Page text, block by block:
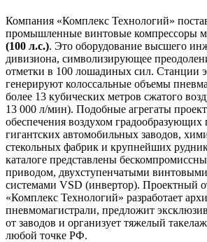
Компания «Комплекс Технологий»
промышленные винтовые компрессоры
(100 л.с.). Это оборудование высшего
дивизиона, символизирующее
отметки в 100 лошадиных сил. Станции
генерируют колоссальные объемы
более 13 кубических метров сжатого
13 000 л/мин). Подобные агрегаты
обеспечения воздухом градообразующих
гигантских автомобильных заводов,
стекольных фабрик и крупнейших
каталоге представлены
приводом, двухступенчатыми
системами VSD (инвертор). Проектный
«Комплекс Технологий» разработает
пневмомагистрали, предложит
от заводов и организует тяжелый
любой точке РФ.